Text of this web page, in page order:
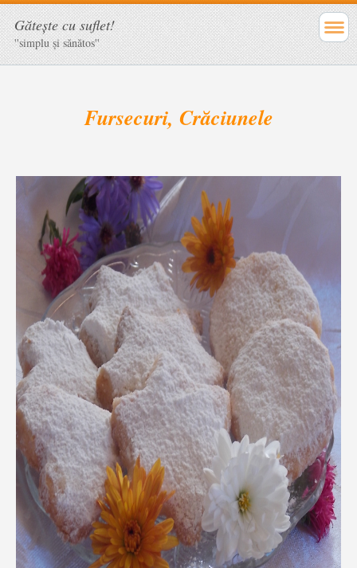
Găteşte cu suflet!
''simplu şi sănătos''
Fursecuri, Crăciunele